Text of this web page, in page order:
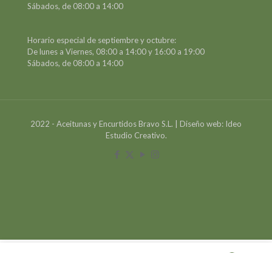
Sábados, de 08:00 a 14:00
Horario especial de septiembre y octubre:
De lunes a Viernes, 08:00 a 14:00 y 16:00 a 19:00
Sábados, de 08:00 a 14:00
2022 - Aceitunas y Encurtidos Bravo S.L. | Diseño web: Ideo
Estudio Creativo.